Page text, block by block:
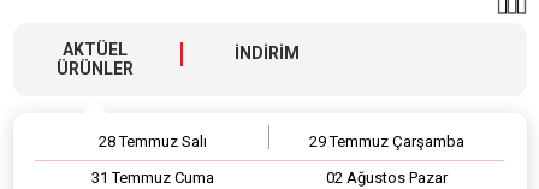
AKTÜEL
ÜRÜNLER
İNDİRİM
28 Temmuz Salı
29 Temmuz Çarşamba
31 Temmuz Cuma
02 Ağustos Pazar